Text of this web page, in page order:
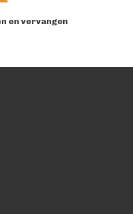
en vervangen